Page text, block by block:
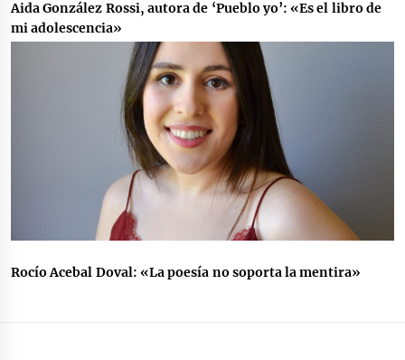
Aida González Rossi, autora de ‘Pueblo yo’: «Es el libro de
mi adolescencia»
Rocío Acebal Doval: «La poesía no soporta la mentira»